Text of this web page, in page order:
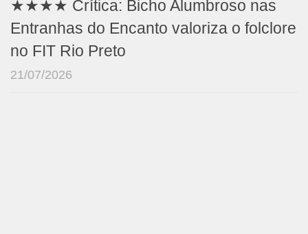
★★★★ Crítica: Bicho Alumbroso nas
Entranhas do Encanto valoriza o folclore
no FIT Rio Preto
21/07/2026